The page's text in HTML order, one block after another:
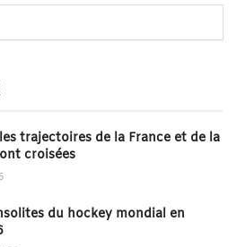
trajectoires de la France et de la
croisées
du hockey mondial en